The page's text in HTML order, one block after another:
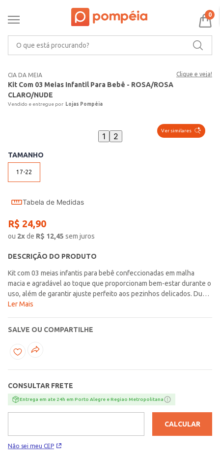
0
CIA DA MEIA Clique e veja!
Kit Com 03 Meias Infantil Para Bebê - ROSA/ROSA
CLARO/NUDE
Lojas Pompéia
Ver similares
1 2
TAMANHO
17-22
Tabela de Medidas
R$ 24,90
ou 2xde R$ 12,45 sem juros
DESCRIÇÃO DO PRODUTO
Kit com 03 meias infantis para bebê confeccionadas em malha
macia e agradável ao toque que proporcionam bem-estar durante o
uso, além de garantir ajuste perfeito aos pezinhos delicados. Duas
delas tem estampa da turma da mônica baby e uma delas é lisa. O
infantil traz aconchego e fofura para acompanhar o dia a dia do
bebê!\n\nContém: 03 Pares de Meias\nTecido: Malha\nTamanho:
17 a 22\nComposição: 52% algodão, 32% poliamida, 14% poliéster,
Ler Mais
SALVE OU COMPARTILHE
CONSULTAR FRETE
Entrega em ate 24h em Porto Alegre e Regiao Metropolitana
Não sei meu CEP
CALCULAR